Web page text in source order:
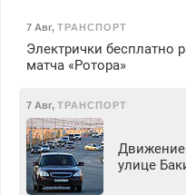
7 Авг, ТРАНСПОРТ
Электрички бесплатно
матча «Ротора»
7 Авг, ТРАНСПОРТ
Движение
улице